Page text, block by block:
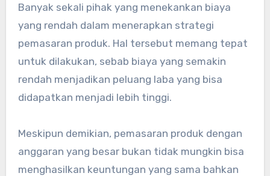
Banyak sekali pihak yang menekankan biaya
yang rendah dalam menerapkan strategi
pemasaran produk. Hal tersebut memang tepat
untuk dilakukan, sebab biaya yang semakin
rendah menjadikan peluang laba yang bisa
didapatkan menjadi lebih tinggi.
Meskipun demikian, pemasaran produk dengan
anggaran yang besar bukan tidak mungkin bisa
menghasilkan keuntungan yang sama bahkan